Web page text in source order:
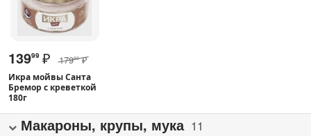
13999 ₽ 17999 ₽
Икра мойвы Санта
Бремор с креветкой
180г
Макароны, крупы, мука 11